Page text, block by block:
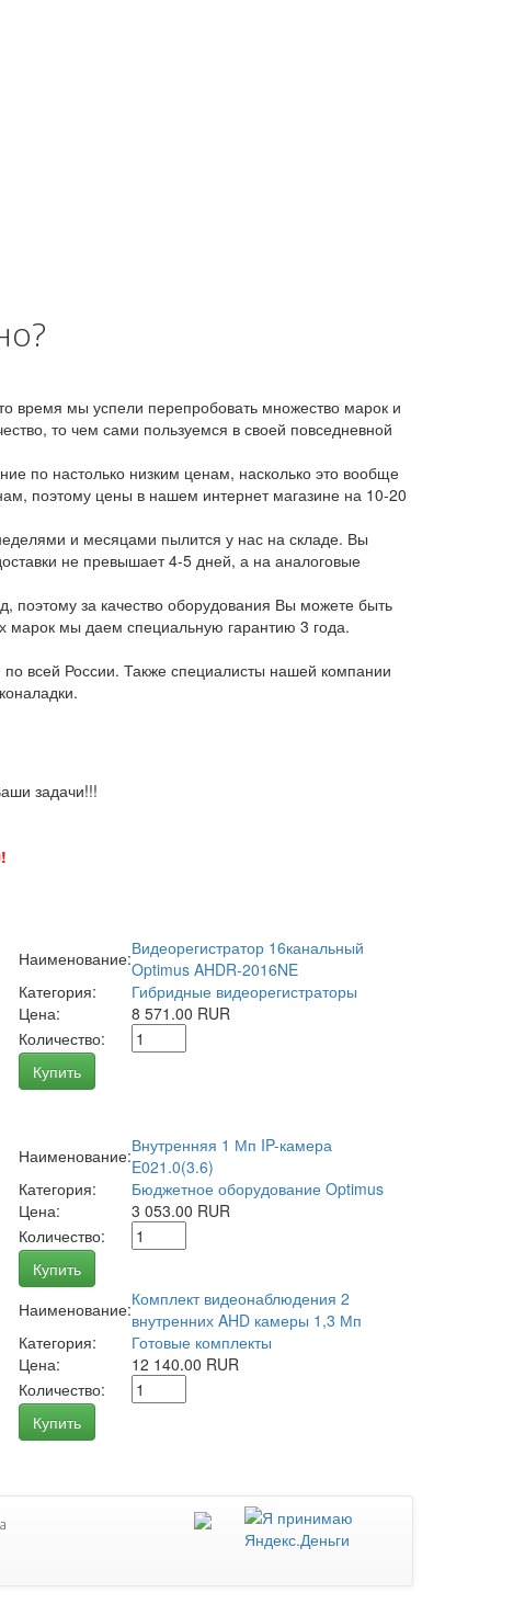
время мы успели перепробовать множество марок и
то чем сами пользуемся в своей повседневной
по настолько низким ценам, насколько это вообще
поэтому цены в нашем интернет магазине на 10-20
и месяцами пылится у нас на складе. Вы
не превышает 4-5 дней, а на аналоговые
за качество оборудования Вы можете быть
марок мы даем специальную гарантию 3 года.
всей России. Также специалисты нашей компании
задачи!!!
Наименование:Видеорегистратор 16канальный
Optimus AHDR-2016NE
Категория:
Гибридные видеорегистраторы
Цена:
8 571.00 RUR
Количество:
Купить
Наименование:Внутренняя 1 Мп IP-камера
E021.0(3.6)
Категория:
Бюджетное оборудование Optimus
Цена:
3 053.00 RUR
Количество:
Купить
Наименование:Комплект видеонаблюдения 2
внутренних AHD камеры 1,3 Мп
Категория:
Готовые комплекты
Цена:
12 140.00 RUR
Количество:
Купить